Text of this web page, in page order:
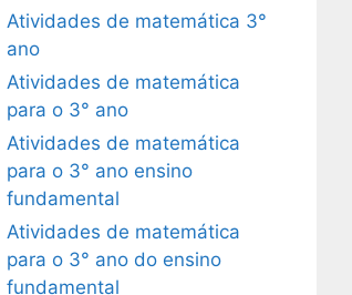
Atividades de matemática 3°
ano
Atividades de matemática
para o 3° ano
Atividades de matemática
para o 3° ano ensino
fundamental
Atividades de matemática
para o 3° ano do ensino
fundamental